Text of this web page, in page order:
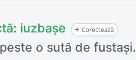
iuzbașe Corectează
o sută de fustași.